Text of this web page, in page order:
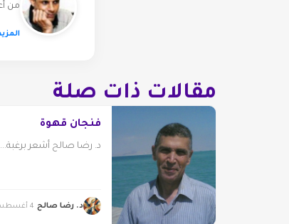
من
مقالات ذات صلة
فنجان قهوة
د. رضا صالح أشعر برغبة...
د. رضا صالح 4 أغسطس 2020